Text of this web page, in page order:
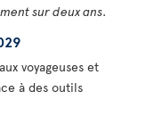
sur deux ans.
voyageuses et
à des outils